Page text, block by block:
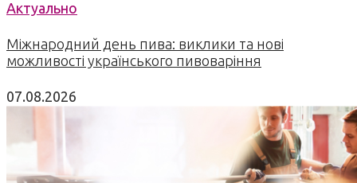
Актуально
Міжнародний день пива: виклики та нові
можливості українського пивоваріння
07.08.2026